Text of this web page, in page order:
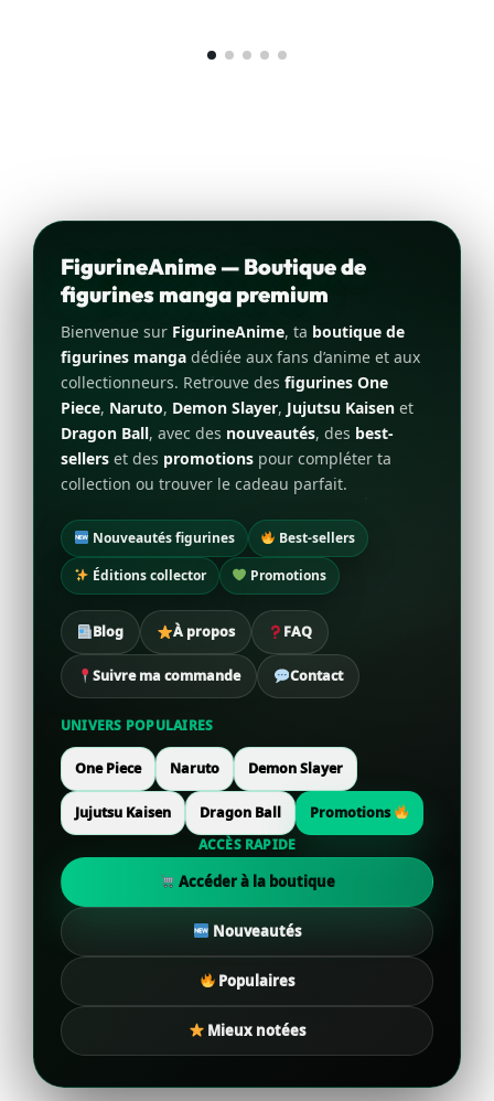
FigurineAnime — Boutique de
figurines manga premium
Bienvenue sur FigurineAnime, ta boutique de
figurines manga dédiée aux fans d’anime et aux
collectionneurs. Retrouve des figurines One
Piece, Naruto, Demon Slayer, Jujutsu Kaisen et
Dragon Ball, avec des nouveautés, des best-
sellers et des promotions pour compléter ta
collection ou trouver le cadeau parfait.
Nouveautés figurines
Best-sellers
Éditions collector
Promotions
Blog À propos FAQ
Suivre ma commande Contact
UNIVERS POPULAIRES
One Piece Naruto Demon Slayer
Jujutsu Kaisen Dragon Ball
Promotions
ACCÈS RAPIDE
Accéder à la boutique
Nouveautés
Populaires
Mieux notées